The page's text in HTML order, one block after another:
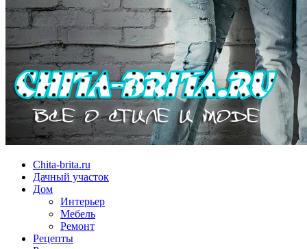
Chita-brita.ru
Дачный участок
Дом
Интерьер
Мебель
Ремонт
Рецепты